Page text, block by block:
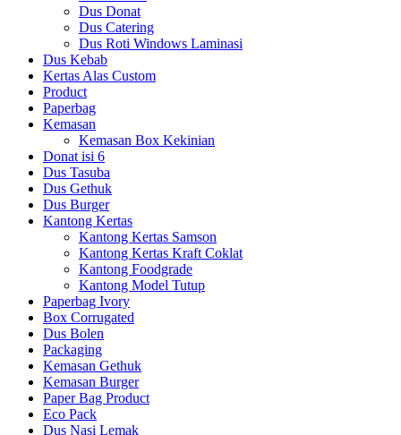
Dus Donat
Dus Catering
Dus Roti Windows Laminasi
Dus Kebab
Kertas Alas Custom
Product
Paperbag
Kemasan
Kemasan Box Kekinian
Donat isi 6
Dus Tasuba
Dus Gethuk
Dus Burger
Kantong Kertas
Kantong Kertas Samson
Kantong Kertas Kraft Coklat
Kantong Foodgrade
Kantong Model Tutup
Paperbag Ivory
Box Corrugated
Dus Bolen
Packaging
Kemasan Gethuk
Kemasan Burger
Paper Bag Product
Eco Pack
Dus Nasi Lemak